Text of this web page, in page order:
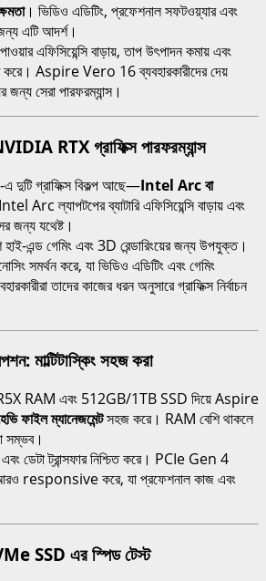
। ভিডিও এডিটিং, প্রফেশনাল সফটওয়্যার এবং
এটি আদর্শ।
এফিসিয়েন্সি বাড়ায়, তাপ উৎপাদন কমায় এবং
করে। Aspire Vero 16 ব্যবহারকারীদের দেয়
জন্য সেরা পারফরম্যান্স।
RTX গ্রাফিক্স পারফরম্যান্স
গ্রাফিক্স বিকল্প আছে—Intel Arc বা
Arc ল্যাপটপের ব্যাটারি এফিসিয়েন্সি বাড়ায় এবং
জন্য যথেষ্ট।
এন্ড গেমিং এবং 3D রেন্ডারিংয়ের জন্য উপযুক্ত।
সমর্থন করে, যা ভিডিও এডিটিং এবং গেমিং
তাদের কাজের ধরন অনুসারে গ্রাফিক্স নির্বাচন
মাল্টিটাস্কিং সহজ করা
RAM এবং 512GB/1TB SSD দিয়ে Aspire
ফাইল ম্যানেজমেন্টসহজ করে। RAM বেশি থাকলে
সম্ভব।
ডেটা ট্রান্সফার নিশ্চিত করে। PCIe Gen 4
responsive করে, যা প্রফেশনাল কাজ এবং
SSD এর স্পিড টেস্ট